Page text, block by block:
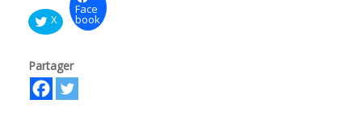
X
Face
book
Partager